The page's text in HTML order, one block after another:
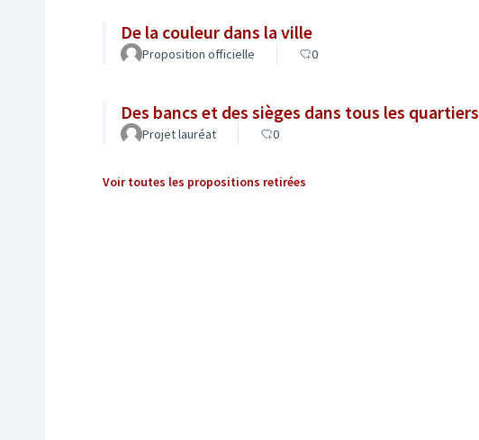
De la couleur dans la ville
Proposition officielle 0
Des bancs et des sièges dans tous les quartiers
Projet lauréat 0
Voir toutes les propositions retirées